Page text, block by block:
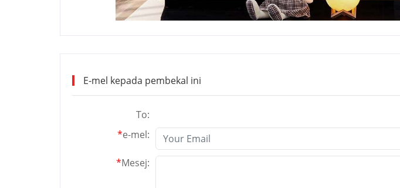
E-mel kepada pembekal ini
To:
JUNXING
*e-mel:
*Mesej: